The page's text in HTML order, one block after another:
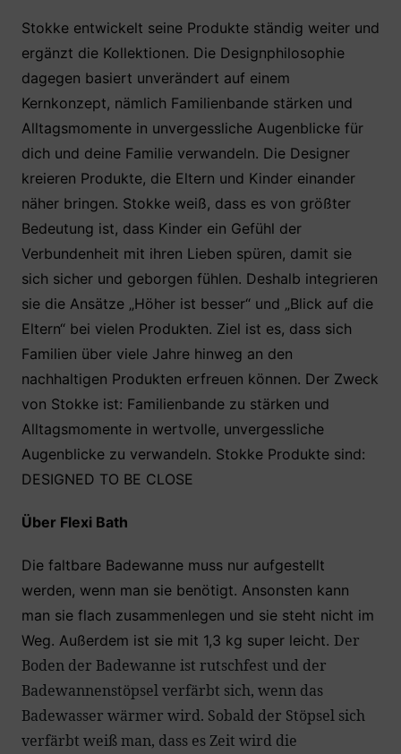
Stokke entwickelt seine Produkte ständig weiter und
ergänzt die Kollektionen. Die Designphilosophie
dagegen basiert unverändert auf einem
Kernkonzept, nämlich Familienbande stärken und
Alltagsmomente in unvergessliche Augenblicke für
dich und deine Familie verwandeln. Die Designer
kreieren Produkte, die Eltern und Kinder einander
näher bringen. Stokke weiß, dass es von größter
Bedeutung ist, dass Kinder ein Gefühl der
Verbundenheit mit ihren Lieben spüren, damit sie
sich sicher und geborgen fühlen. Deshalb integrieren
sie die Ansätze „Höher ist besser“ und „Blick auf die
Eltern“ bei vielen Produkten. Ziel ist es, dass sich
Familien über viele Jahre hinweg an den
nachhaltigen Produkten erfreuen können. Der Zweck
von Stokke ist: Familienbande zu stärken und
Alltagsmomente in wertvolle, unvergessliche
Augenblicke zu verwandeln. Stokke Produkte sind:
DESIGNED TO BE CLOSE
Über Flexi Bath
Die faltbare Badewanne muss nur aufgestellt
werden, wenn man sie benötigt. Ansonsten kann
man sie flach zusammenlegen und sie steht nicht im
Weg. Außerdem ist sie mit 1,3 kg super leicht. Der
Boden der Badewanne ist rutschfest und der
Badewannenstöpsel verfärbt sich, wenn das
Badewasser wärmer wird. Sobald der Stöpsel sich
verfärbt weiß man, dass es Zeit wird die